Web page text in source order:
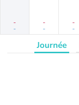
-
-
-
-
-
-
Journée